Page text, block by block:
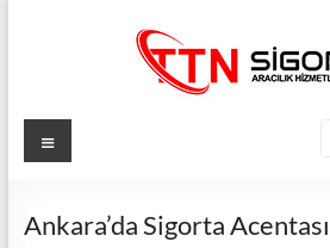
TTN
Acentesi
Menü
Ankara’da Sigorta